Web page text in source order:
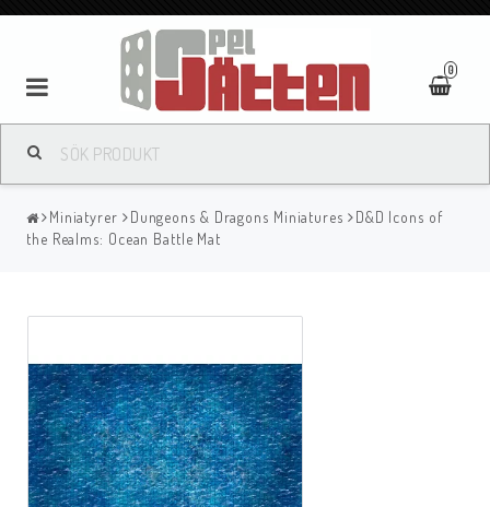
0
Miniatyrer Dungeons & Dragons Miniatures
D&D Icons of
the Realms: Ocean Battle Mat